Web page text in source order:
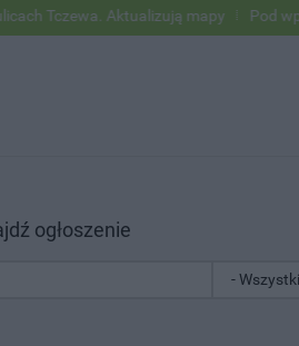
Aktualizują mapy Pod wpływem
ogłoszenie